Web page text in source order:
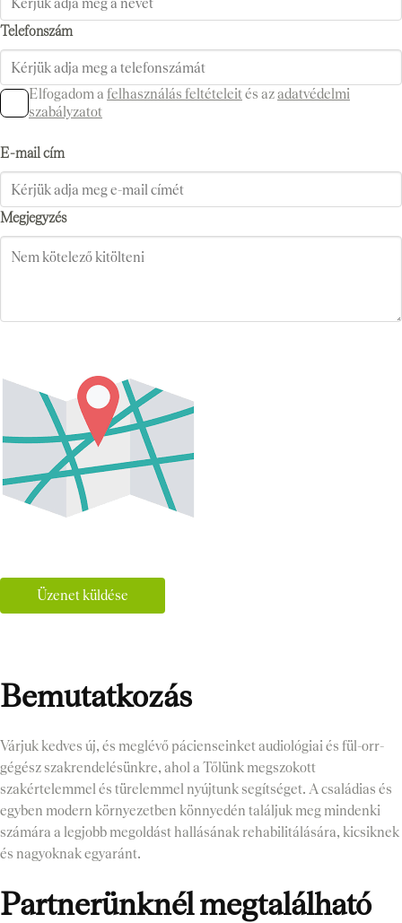
Telefonszám
Elfogadom a felhasználás feltételeités azadatvédelmi
szabályzatot
E-mail cím
Megjegyzés
Üzenet küldése
Bemutatkozás
Várjuk kedves új, és meglévő pácienseinket audiológiai és fül-orr-
gégész szakrendelésünkre, ahol a Tőlünk megszokott
szakértelemmel és türelemmel nyújtunk segítséget. A családias és
egyben modern környezetben könnyedén találjuk meg mindenki
számára a legjobb megoldást hallásának rehabilitálására, kicsiknek
és nagyoknak egyaránt.
Partnerünknél megtalálható